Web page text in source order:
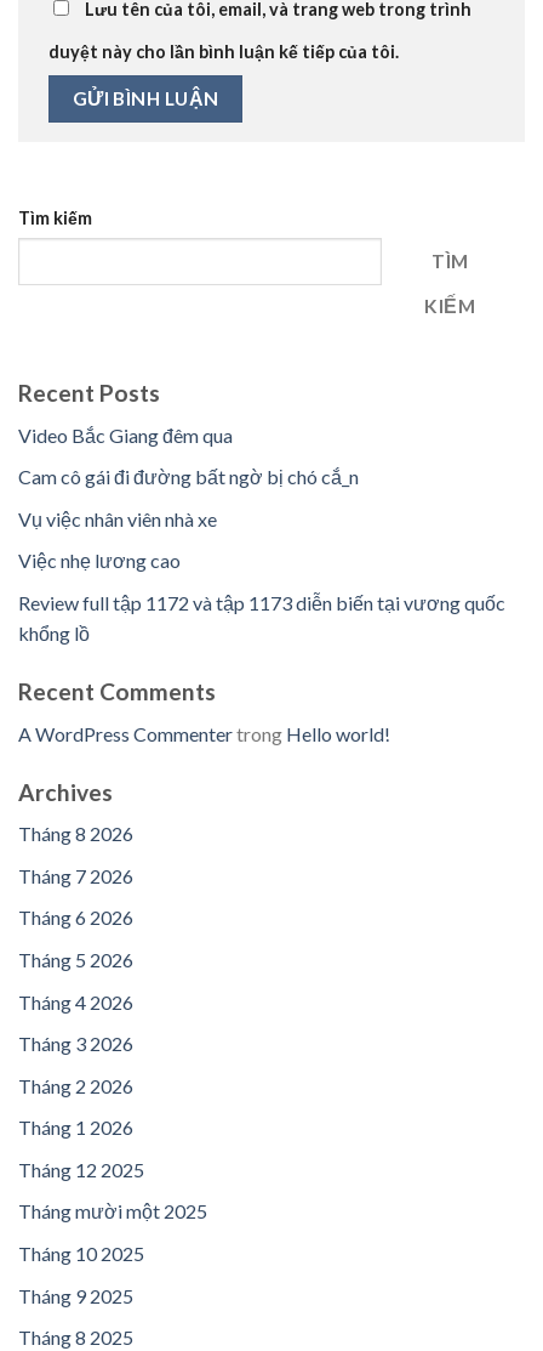
Lưu tên của tôi, email, và trang web trong trình
duyệt này cho lần bình luận kế tiếp của tôi.
Tìm kiếm
TÌM
KIẾM
Recent Posts
Video Bắc Giang đêm qua
Cam cô gái đi đường bất ngờ bị chó cắ_n
Vụ việc nhân viên nhà xe
Việc nhẹ lương cao
Review full tập 1172 và tập 1173 diễn biến tại vương quốc
khổng lồ
Recent Comments
A WordPress Commentertrong Hello world!
Archives
Tháng 8 2026
Tháng 7 2026
Tháng 6 2026
Tháng 5 2026
Tháng 4 2026
Tháng 3 2026
Tháng 2 2026
Tháng 1 2026
Tháng 12 2025
Tháng mười một 2025
Tháng 10 2025
Tháng 9 2025
Tháng 8 2025